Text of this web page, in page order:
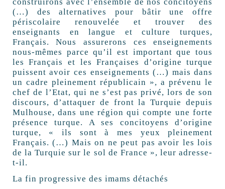
(…) des alternatives pour bâtir une offre
périscolaire renouvelée et trouver des
enseignants en langue et culture turques,
Français. Nous assurerons ces enseignements
nous-mêmes parce qu’il est important que tous
les Français et les Françaises d’origine turque
puissent avoir ces enseignements (…) mais dans
un cadre pleinement républicain », a prévenu le
chef de l’Etat, qui ne s’est pas privé, lors de son
discours, d’attaquer de front la Turquie depuis
Mulhouse, dans une région qui compte une forte
présence turque. A ses concitoyens d’origine
turque, « ils sont à mes yeux pleinement
Français. (…) Mais on ne peut pas avoir les lois
de la Turquie sur le sol de France », leur adresse-
t-il.
La fin progressive des imams détachés